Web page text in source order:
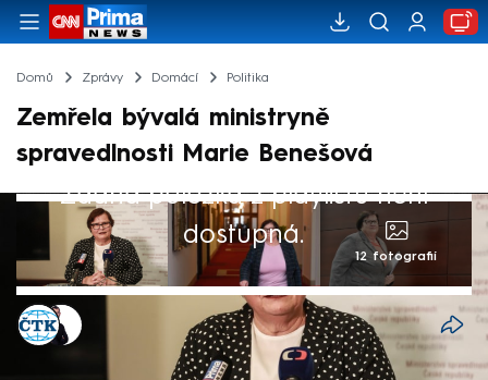
Domů Zprávy Domácí Politika
Zemřela bývalá ministryně
spravedlnosti Marie Benešová
Žádná položka z playlistu není
dostupná.
12 fotografií
ČTK
11. lis 2024, 18:43